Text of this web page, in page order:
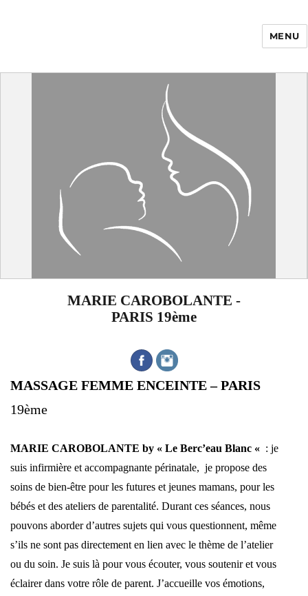
Enfance Made in
France
MENU
MARIE CAROBOLANTE -
PARIS 19ème
MASSAGE FEMME ENCEINTE – PARIS
19ème
MARIE CAROBOLANTE by « Le Berc’eau Blanc « : je
suis infirmière et accompagnante périnatale, je propose des
soins de bien-être pour les futures et jeunes mamans, pour les
bébés et des ateliers de parentalité. Durant ces séances, nous
pouvons aborder d’autres sujets qui vous questionnent, même
s’ils ne sont pas directement en lien avec le thème de l’atelier
ou du soin. Je suis là pour vous écouter, vous soutenir et vous
éclairer dans votre rôle de parent. J’accueille vos émotions,